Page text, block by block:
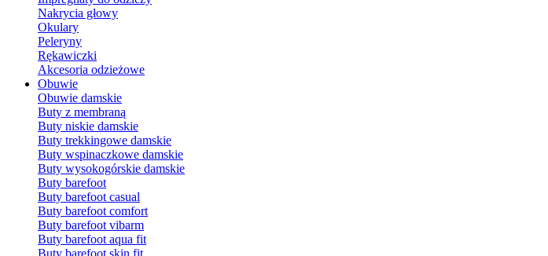
Nakrycia głowy
Okulary
Peleryny
Rękawiczki
Akcesoria odzieżowe
Obuwie
Obuwie damskie
Buty z membraną
Buty niskie damskie
Buty trekkingowe damskie
Buty wspinaczkowe damskie
Buty wysokogórskie damskie
Buty barefoot
Buty barefoot casual
Buty barefoot comfort
Buty barefoot vibarm
Buty barefoot aqua fit
Buty barefoot skin fit